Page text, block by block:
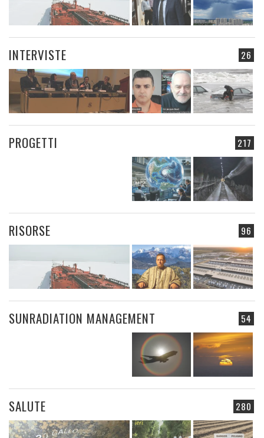
26
INTERVISTE
217
PROGETTI
96
RISORSE
54
SUNRADIATION MANAGEMENT
280
SALUTE